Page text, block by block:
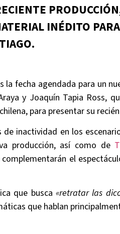
INÉDITO
la fecha agendada para un
y Joaquín Tapia Ross,
para presentar su
inactividad en los
producción, así como de
el
que busca «retratar las
que hablan